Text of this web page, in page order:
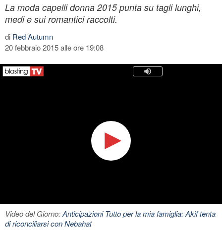
La moda capelli donna 2015 punta su tagli lunghi,
medi e sui romantici raccolti.
di Red Autumn
20 febbraio 2015 alle ore 19:08
Video del Giorno:Anticipazioni Tutto per la mia famiglia: Akif tenta
di riconciliarsi con Nebahat